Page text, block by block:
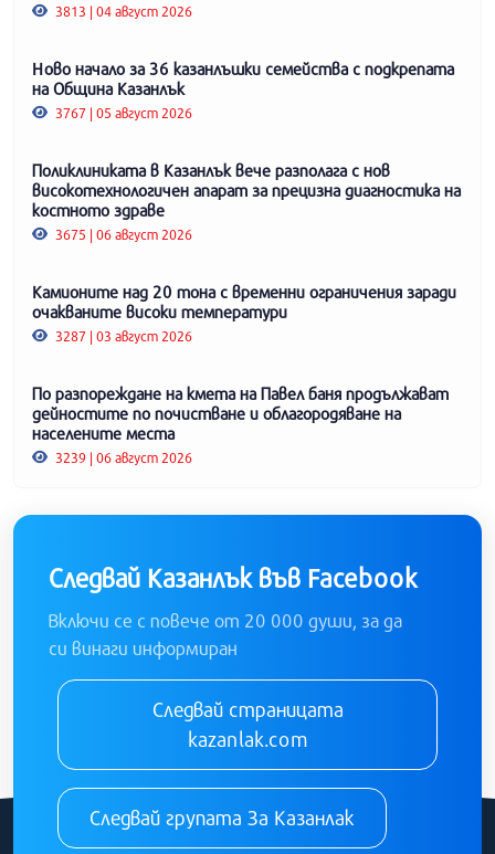
3813 | 04 август 2026
Ново начало за 36 казанлъшки семейства с подкрепата
на Община Казанлък
3767 | 05 август 2026
Поликлиниката в Казанлък вече разполага с нов
високотехнологичен апарат за прецизна диагностика на
костното здраве
3675 | 06 август 2026
Камионите над 20 тона с временни ограничения заради
очакваните високи температури
3287 | 03 август 2026
По разпореждане на кмета на Павел баня продължават
дейностите по почистване и облагородяване на
населените места
3239 | 06 август 2026
Следвай Казанлък във Facebook
Включи се с повече от 20 000 души, за да
си винаги информиран
Следвай страницата
kazanlak.com
Следвай групата За Казанлак